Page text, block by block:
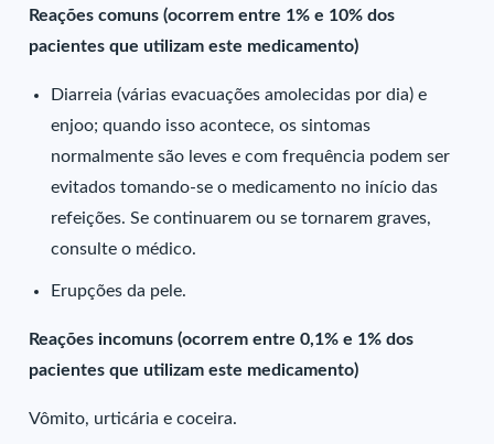
Reações comuns (ocorrem entre 1% e 10% dos
pacientes que utilizam este medicamento)
Diarreia (várias evacuações amolecidas por dia) e
enjoo; quando isso acontece, os sintomas
normalmente são leves e com frequência podem ser
evitados tomando-se o medicamento no início das
refeições. Se continuarem ou se tornarem graves,
consulte o médico.
Erupções da pele.
Reações incomuns (ocorrem entre 0,1% e 1% dos
pacientes que utilizam este medicamento)
Vômito, urticária e coceira.